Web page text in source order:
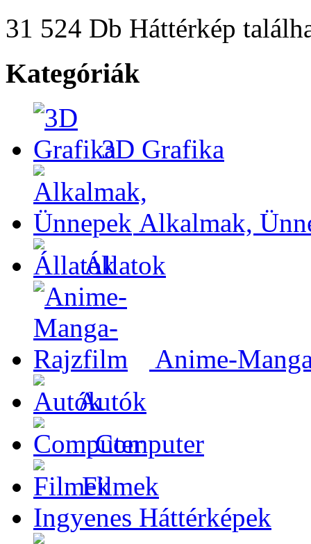
31 524 Db Háttérkép
Kategóriák
3D Grafika
Alkalmak,
Állatok
Anime-
Autók
Computer
Filmek
Ingyenes Háttérképek